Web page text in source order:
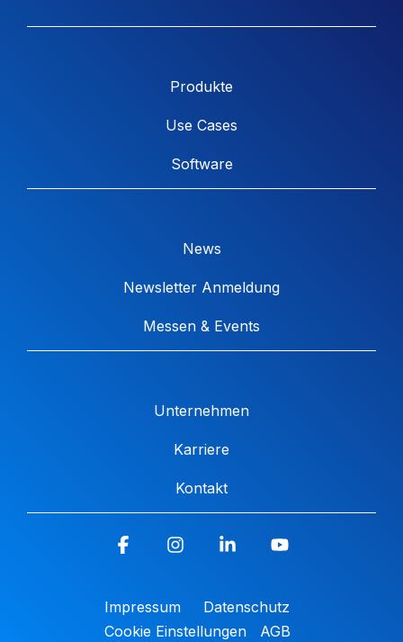
Produkte
Use Cases
Software
News
Newsletter Anmeldung
Messen & Events
Unternehmen
Karriere
Kontakt
Impressum
Datenschutz
Cookie Einstellungen
AGB
FacebookInstagramLinkedin